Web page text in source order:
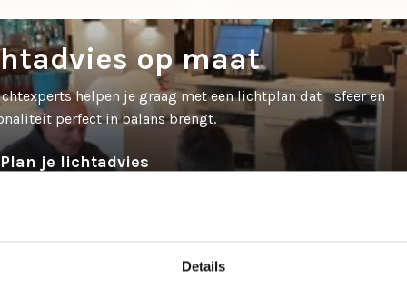
Details
op maat
helpen je graag met een lichtplan dat sfeer en
perfect in balans brengt.
Plan je lichtadvies